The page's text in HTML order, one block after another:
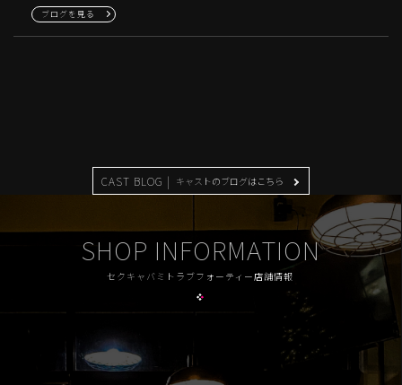
ブログを見る
CAST BLOG | キャストのブログはこちら
SHOP INFORMATION
セクキャバミトラブフォーティー店舗情報